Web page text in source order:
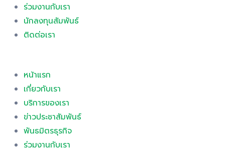
ร่วมงานกับเรา
นักลงทุนสัมพันธ์
ติดต่อเรา
หน้าแรก
เกี่ยวกับเรา
บริการของเรา
ข่าวประชาสัมพันธ์
พันธมิตรธุรกิจ
ร่วมงานกับเรา